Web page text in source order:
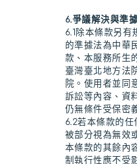
6.爭議解決與準
6.1除本條款另有
的準據法為中華
款、本服務所生
臺灣臺北地方法
院。使用者並同
訴訟等內容、資
仍無條件受保密
6.2若本條款的
被部分視為無效
本條款的其餘內
制執行性應不受